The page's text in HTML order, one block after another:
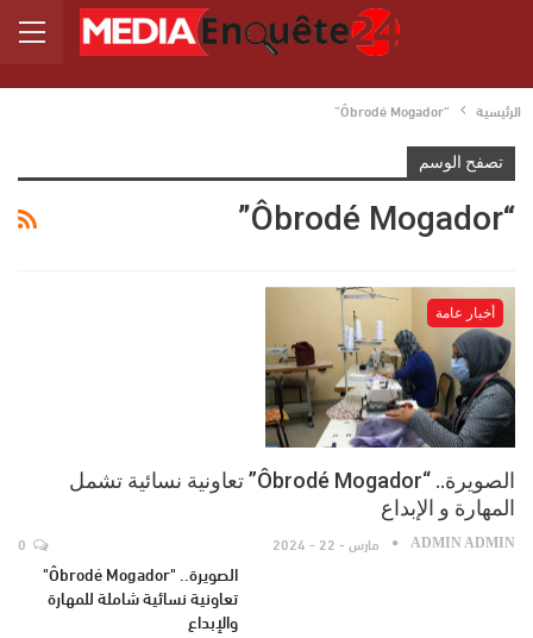
الرئيسية “Ôbrodé Mogador”
تصفح الوسم
“Ôbrodé Mogador”
أخبار عامة
الصويرة.. “Ôbrodé Mogador” تعاونية نسائية تشمل
المهارة و الإبداع
ADMIN ADMIN مارس - 22 - 2024
الصويرة.. "Ôbrodé Mogador"
تعاونية نسائية شاملة للمهارة
والإبداع